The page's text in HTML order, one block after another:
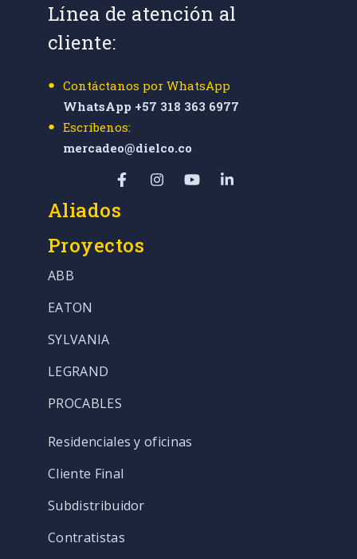
Línea de atención al
cliente:
Contáctanos por WhatsApp
WhatsApp +57 318 363 6977
Escríbenos:
mercadeo@dielco.co
Aliados
Proyectos
ABB
EATON
SYLVANIA
LEGRAND
PROCABLES
Residenciales y oficinas
Cliente Final
Subdistribuidor
Contratistas